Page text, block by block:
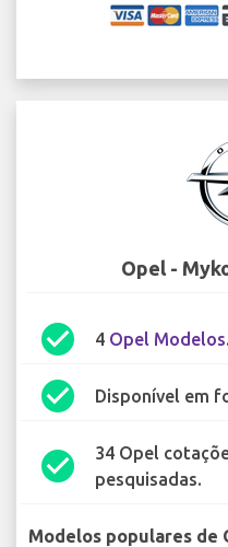
Opel -
check_circle 4 Opel Modelos.
check_circle Disponível em
check_circle
34 Opel
pesquisadas.
Modelos populares de